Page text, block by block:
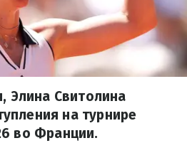
Элина Свитолина
на турнире
во Франции.